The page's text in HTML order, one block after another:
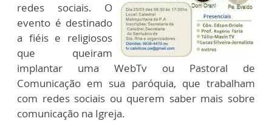
redes sociais. O
evento é destinado
a fiéis e religiosos
que queiram
implantar uma WebTv ou Pastoral de
Comunicação em sua paróquia, que trabalham
com redes sociais ou querem saber mais sobre
comunicação na Igreja.